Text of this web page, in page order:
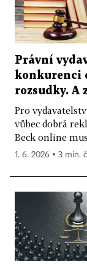
Právní
konkurenci
rozsudky.
Pro
vůbec dobrá
Beck online
1. 6. 2026 ▪ 3 min.